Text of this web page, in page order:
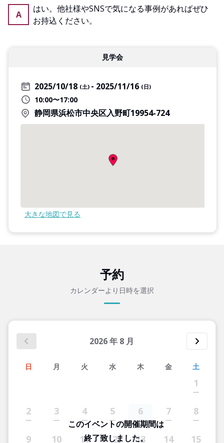
A
はい。他社様やSNSで気になる事例があればぜひ
お持込ください。
見学会
2025/10/18 (土) 2025/11/16 (日)
10:00〜17:00
静岡県浜松市中央区入野町19954-724
大きな地図で見る
予約
カレンダーより日時を選択
2026年 8 月
日 月 火 水 木 金 土
1
2 3 4 5 6 7 8
9 10 11 12 13 14 15
このイベントの開催期間は
終了致しました。